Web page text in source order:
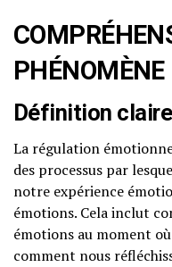
PHÉNOMÈNE
Définition
La régulation
des processus par
notre expérience
émotions. Cela inclut
émotions au moment
comment nous